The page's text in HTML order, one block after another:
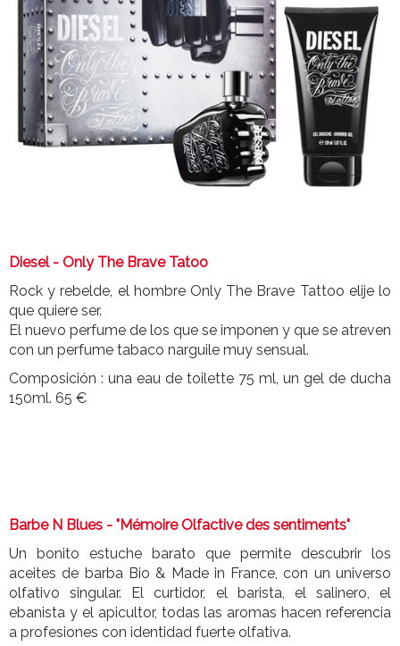
Diesel - Only The Brave Tatoo
Rock y rebelde, el hombre Only The Brave Tattoo elije lo
que quiere ser.
El nuevo perfume de los que se imponen y que se atreven
con un perfume tabaco narguile muy sensual.
Composición : una eau de toilette 75 ml, un gel de ducha
150ml. 65 €
Barbe N Blues - "Mémoire Olfactive des sentiments"
Un bonito estuche barato que permite descubrir los
aceites de barba Bio & Made in France, con un universo
olfativo singular. El curtidor, el barista, el salinero, el
ebanista y el apicultor, todas las aromas hacen referencia
a profesiones con identidad fuerte olfativa.